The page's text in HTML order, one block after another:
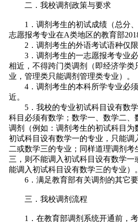
二．我校调剂政策与要求
1．调剂考生的初试成绩（总分、
志愿报考专业在A类地区的教育部
2．调剂考生的外语考试语种仅限
3．调剂考生的一志愿报考专业必
相近，不得跨门类调剂（即经济学类
业，管理类只能调剂管理类专业）。
4．调剂考生的本科所学专业必须
近。
5．我校的专业初试科目设有数学
科目必须有数学；数学一、数学二、
调剂（例如：调剂考生的初试科目为
初试科目设有数学一的专业，只能调
二或数学三的专业；同样道理调剂考
三，则不能调入初试科目设有数学一
能调入初试科目设有数学三的专业）。
6．满足教育部有关调剂的其它要
三．我校调剂流程
1．在教育部调剂系统开通前，考